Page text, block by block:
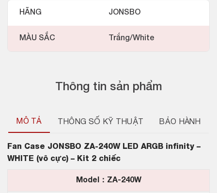
Thông tin sản phẩm
MÔ TẢ THÔNG SỐ KỸ THUẬT BẢO HÀNH
Fan Case JONSBO ZA-240W LED ARGB infinity –
WHITE (vô cực) – Kit 2 chiếc
Model：ZA-240W
HÃNG JONSBO
MÀU SẮC Trắng/White